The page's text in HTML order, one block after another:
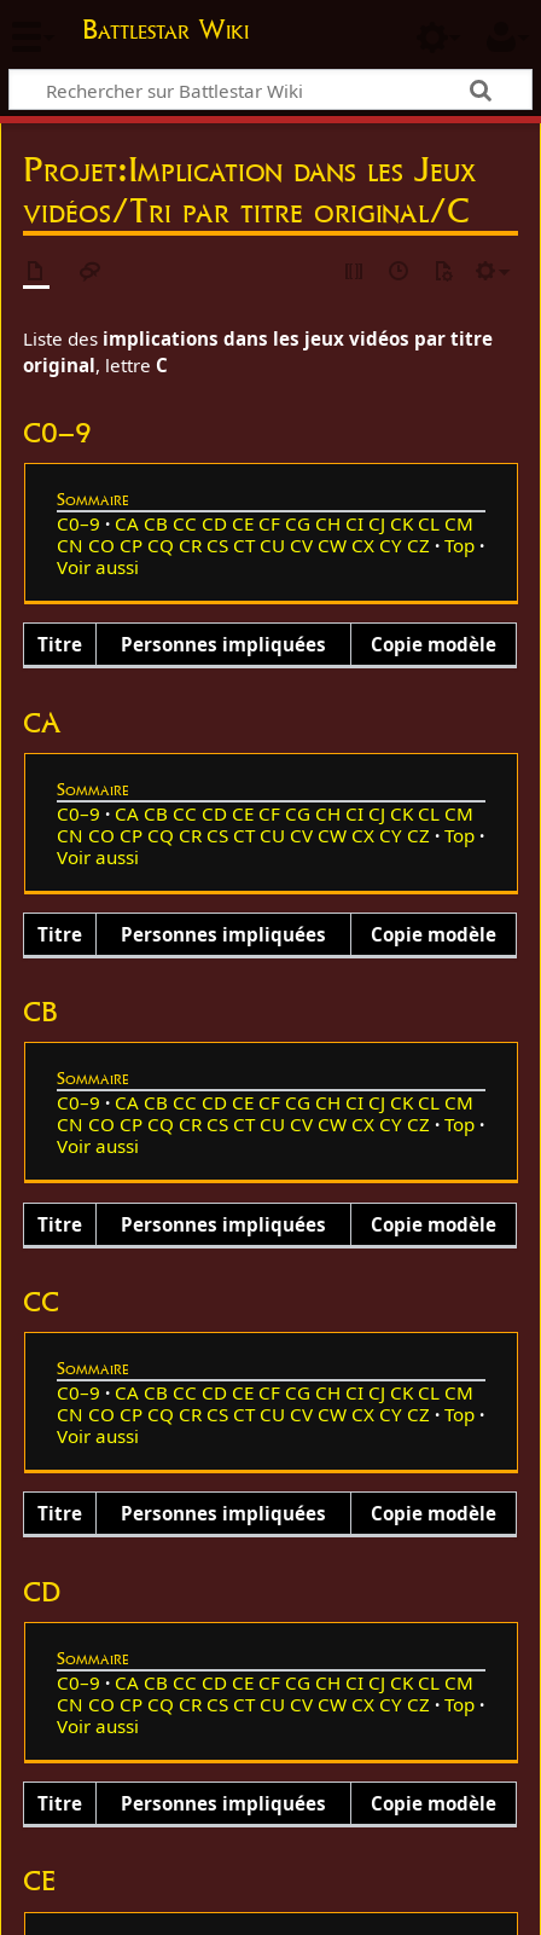
Battlestar Wiki
Projet:Implication dans les Jeux
vidéos/Tri par titre original/C
Liste des implications dans les jeux vidéos par titre
original, lettre C
C0–9
Sommaire
C0–9 CA CB CC CD CE CF CG CH CI CJ CK CL CM
CN CO CP CQ CR CS CT CU CV CW CX CY CZ
Top
Voir aussi
Titre Personnes impliquées Copie modèle
CA
Sommaire
C0–9 CA CB CC CD CE CF CG CH CI CJ CK CL CM
CN CO CP CQ CR CS CT CU CV CW CX CY CZ
Top
Voir aussi
Titre Personnes impliquées Copie modèle
CB
Sommaire
C0–9 CA CB CC CD CE CF CG CH CI CJ CK CL CM
CN CO CP CQ CR CS CT CU CV CW CX CY CZ
Top
Voir aussi
Titre Personnes impliquées Copie modèle
CC
Sommaire
C0–9 CA CB CC CD CE CF CG CH CI CJ CK CL CM
CN CO CP CQ CR CS CT CU CV CW CX CY CZ
Top
Voir aussi
Titre Personnes impliquées Copie modèle
CD
Sommaire
C0–9 CA CB CC CD CE CF CG CH CI CJ CK CL CM
CN CO CP CQ CR CS CT CU CV CW CX CY CZ
Top
Voir aussi
Titre Personnes impliquées Copie modèle
CE